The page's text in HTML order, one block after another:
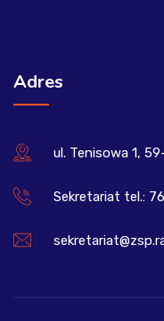
Adres
ul. Tenisowa 1,
Sekretariat tel.: 76